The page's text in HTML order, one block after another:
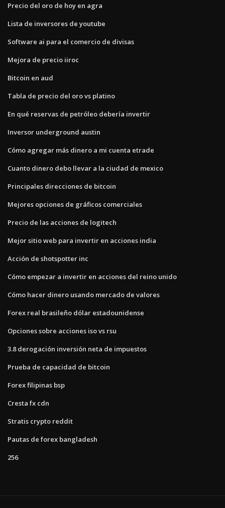
Precio del oro de hoy en agra
Lista de inversores de youtube
Software ai para el comercio de divisas
Mejora de precio iiroc
Bitcoin en aud
Tabla de precio del oro vs platino
En qué reservas de petróleo debería invertir
Inversor underground austin
Cómo agregar más dinero a mi cuenta etrade
Cuanto dinero debo llevar a la ciudad de mexico
Principales direcciones de bitcoin
Mejores opciones de gráficos comerciales
Precio de las acciones de logitech
Mejor sitio web para invertir en acciones india
Acción de shotspotter inc
Cómo empezar a invertir en acciones del reino unido
Cómo hacer dinero usando mercado de valores
Forex real brasileño dólar estadounidense
Opciones sobre acciones iso vs rsu
3.8 derogación inversión neta de impuestos
Prueba de capacidad de bitcoin
Forex filipinas bsp
Cresta fx cdn
Stratis crypto reddit
Pautas de forex bangladesh
256